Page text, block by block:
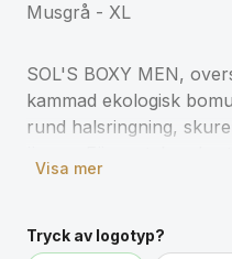
Musgrå - XL
SOL'S BOXY MEN,
kammad ekologisk
rund halsringning,
i avsnittet om
Visa mer
Tryck av logotyp?